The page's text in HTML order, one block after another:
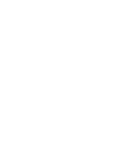
é composto pelas
Serviços